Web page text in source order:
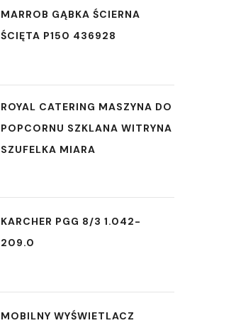
MARROB GĄBKA ŚCIERNA
ŚCIĘTA P150 436928
ROYAL CATERING MASZYNA DO
POPCORNU SZKLANA WITRYNA
SZUFELKA MIARA
KARCHER PGG 8/3 1.042-
209.0
MOBILNY WYŚWIETLACZ